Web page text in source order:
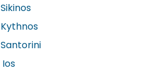
Sikinos
Kythnos
Santorini
Ios